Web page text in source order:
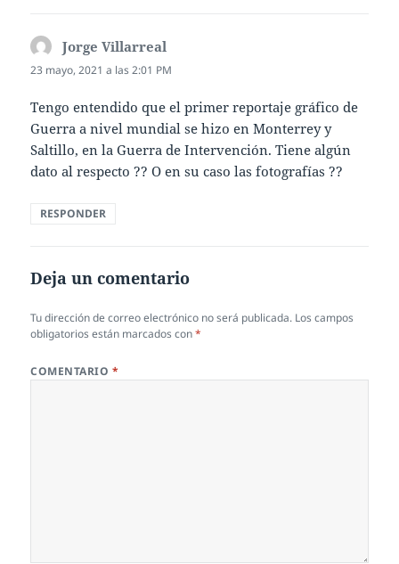
Jorge Villarreal
23 mayo, 2021 a las 2:01 PM
Tengo entendido que el primer reportaje gráfico de
Guerra a nivel mundial se hizo en Monterrey y
Saltillo, en la Guerra de Intervención. Tiene algún
dato al respecto ?? O en su caso las fotografías ??
RESPONDER
Deja un comentario
Tu dirección de correo electrónico no será publicada. Los campos
obligatorios están marcados con*
COMENTARIO *